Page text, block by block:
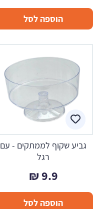
הוספה לסל
גביע שקוף לממתקים - עם
רגל
9.9
₪
הוספה לסל